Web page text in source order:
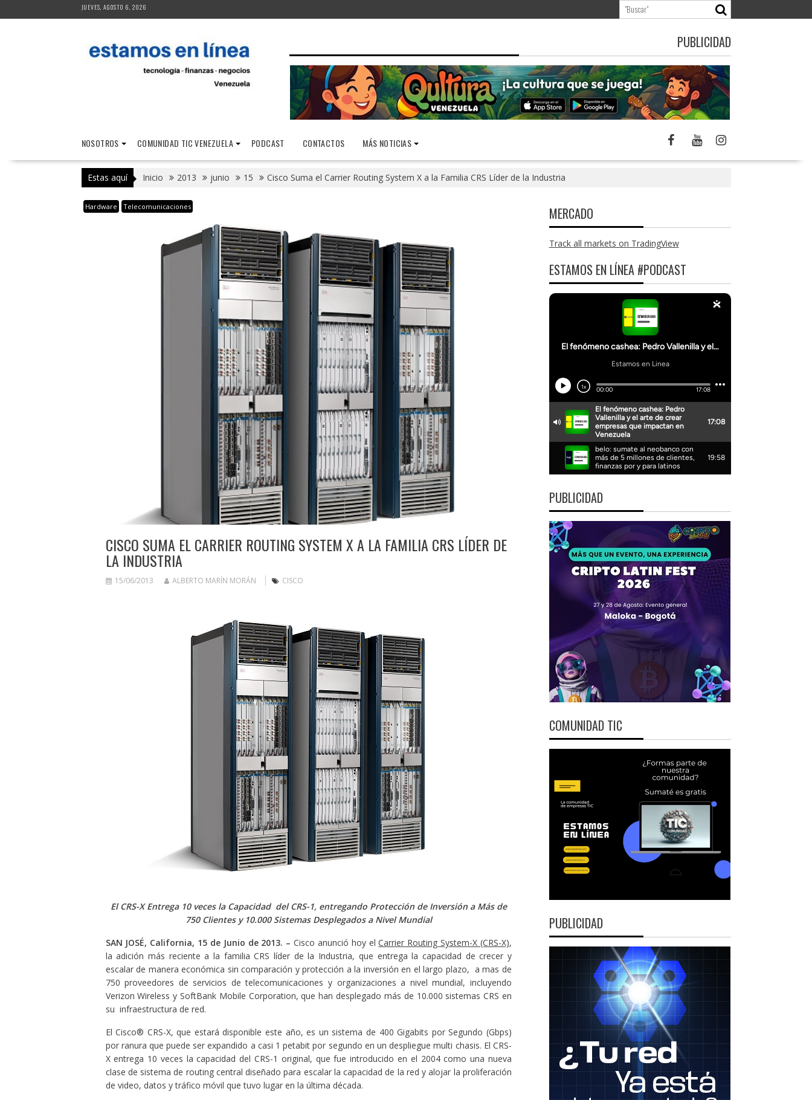
al
JUEVES, AGOSTO 6, 2026
PUBLICIDAD
NOSOTROS COMUNIDAD TIC VENEZUELA PODCAST CONTACTOS MÁS NOTICIAS
Estas aquí Inicio 2013 junio 15 Cisco Suma el Carrier Routing System X a la Familia CRS Líder de la Industria
Hardware Telecomunicaciones
CISCO SUMA EL CARRIER ROUTING SYSTEM X A LA FAMILIA CRS LÍDER DE
LA INDUSTRIA
15/06/2013 ALBERTO MARÍN MORÁN CISCO
El CRS-X Entrega 10 veces la Capacidad del CRS-1, entregando Protección de Inversión a Más de
750 Clientes y 10.000 Sistemas Desplegados a Nivel Mundial
SAN JOSÉ, California, 15 de Junio de 2013. – Cisco anunció hoy elCarrier Routing System-X (CRS-X),
la adición más reciente a la familia CRS líder de la Industria, que entrega la capacidad de crecer y
escalar de manera económica sin comparación y protección a la inversión en el largo plazo, a mas de
750 proveedores de servicios de telecomunicaciones y organizaciones a nivel mundial, incluyendo
Verizon Wireless y SoftBank Mobile Corporation, que han desplegado más de 10.000 sistemas CRS en
su infraestructura de red.
El Cisco® CRS-X, que estará disponible este año, es un sistema de 400 Gigabits por Segundo (Gbps)
por ranura que puede ser expandido a casi 1 petabit por segundo en un despliegue multi chasis. El CRS-
X entrega 10 veces la capacidad del CRS-1 original, que fue introducido en el 2004 como una nueva
clase de sistema de routing central diseñado para escalar la capacidad de la red y alojar la proliferación
de video, datos y tráfico móvil que tuvo lugar en la última década.
MERCADO
Track all markets on TradingView
ESTAMOS EN LÍNEA #PODCAST
PUBLICIDAD
COMUNIDAD TIC
PUBLICIDAD